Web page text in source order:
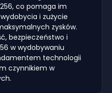
co pomaga im
i zużycie
zysków.
bezpieczeństwo i
w wydobywaniu
technologii
czynnikiem w